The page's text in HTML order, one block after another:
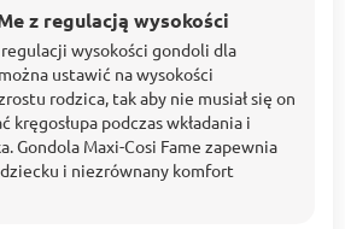
z regulacją wysokości
wysokości gondoli dla
ustawić na wysokości
rodzica, tak aby nie musiał się on
kręgosłupa podczas wkładania i
Gondola Maxi-Cosi Fame zapewnia
i niezrównany komfort